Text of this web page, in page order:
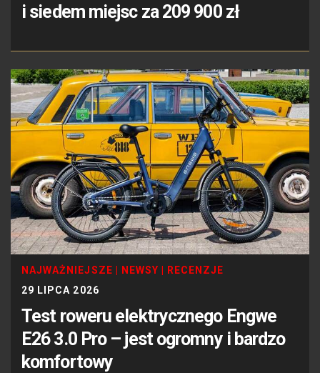
i siedem miejsc za 209 900 zł
NAJWAŻNIEJSZE NEWSY
RECENZJE
29 LIPCA 2026
Test roweru elektrycznego Engwe
E26 3.0 Pro – jest ogromny i bardzo
komfortowy